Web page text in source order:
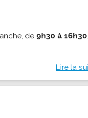
de 9h30 à 16h30
Lire la